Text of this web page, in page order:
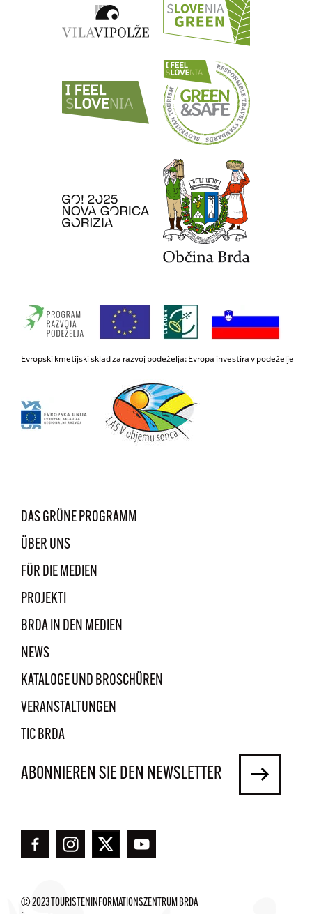
Evropski kmetijski sklad za razvoj podeželja: Evropa investira v podeželje
DAS GRÜNE PROGRAMM
ÜBER UNS
FÜR DIE MEDIEN
PROJEKTI
BRDA IN DEN MEDIEN
NEWS
KATALOGE UND BROSCHÜREN
VERANSTALTUNGEN
TIC BRDA
ABONNIEREN SIE DEN NEWSLETTER
© 2023 TOURISTENINFORMATIONSZENTRUM BRDA